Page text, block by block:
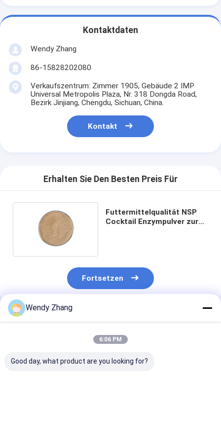
Kontaktdaten
Wendy Zhang
86-15828202080
Verkaufszentrum: Zimmer 1905, Gebäude 2 IMP
Universal Metropolis Plaza, Nr. 318 Dongda Road,
Bezirk Jinjiang, Chengdu, Sichuan, China.
Kontakt
Erhalten Sie Den Besten Preis Für
Futtermittelqualität NSP
Cocktail Enzympulver zur
Fortsetzen
Empfohlene Produkte
Wendy Zhang
6:06 PM
Good day, what product are you looking for?